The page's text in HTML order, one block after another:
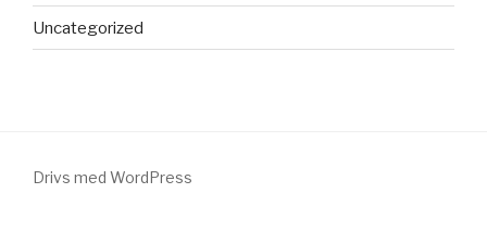
Uncategorized
Drivs med WordPress